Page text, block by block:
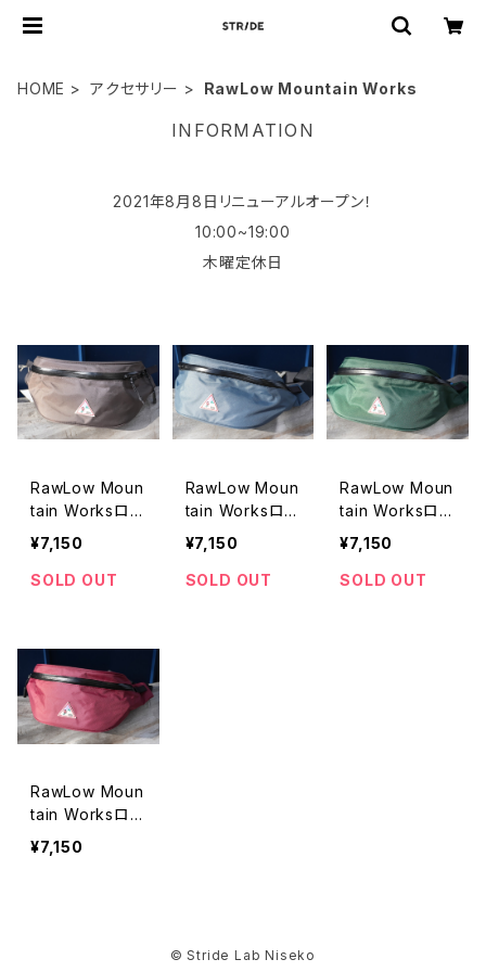
HOME アクセサリー RawLow Mountain Works
INFORMATION
2021年8月8日リニューアルオープン！
10:00~19:00
木曜定休日
RawLow Moun
tain Worksロウ
ロウマウンテン
ワークス / Piste
n Pack（BOGE
¥7,150
SOLD OUT
RawLow Moun
tain Worksロウ
ロウマウンテン
ワークス / Piste
n Pack（BOGE
¥7,150
SOLD OUT
RawLow Moun
tain Worksロウ
ロウマウンテン
ワークス / Piste
n Pack（BOGE
¥7,150
SOLD OUT
RawLow Moun
tain Worksロウ
ロウマウンテン
ワークス / Piste
¥7,150
© Stride Lab Niseko